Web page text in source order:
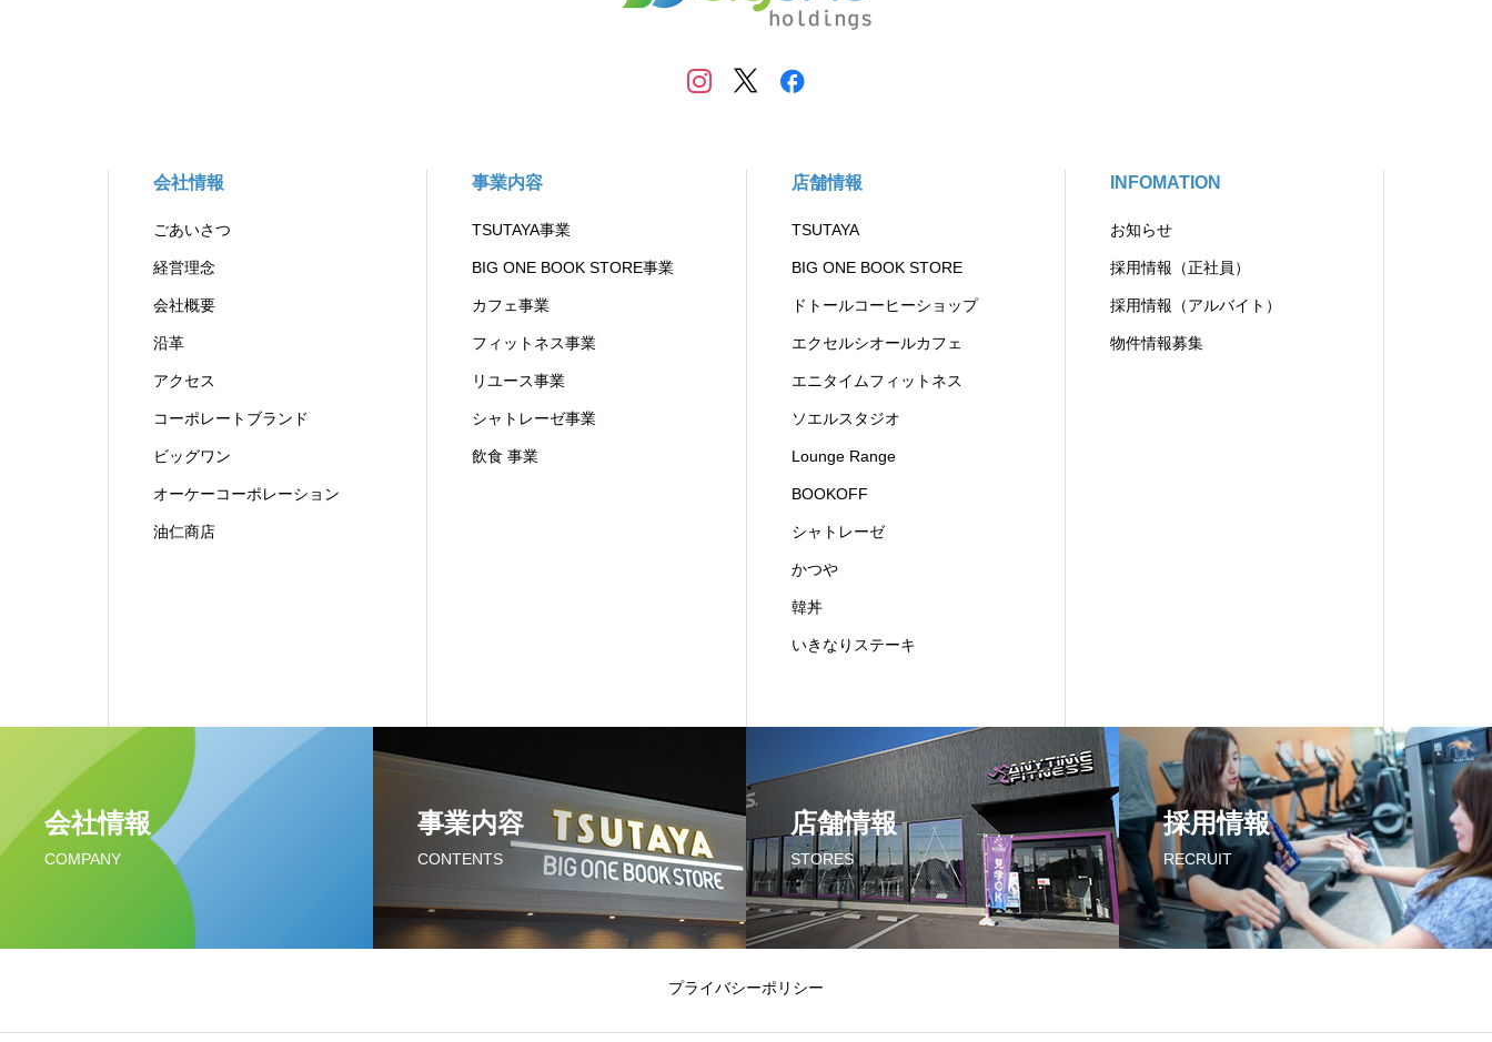
会社情報
ごあいさつ
経営理念
会社概要
沿革
アクセス
コーポレートブランド
ビッグワン
オーケーコーポレーション
油仁商店
事業内容
TSUTAYA事業
BIG ONE BOOK STORE事業
カフェ事業
フィットネス事業
リユース事業
シャトレーゼ事業
飲食 事業
店舗情報
TSUTAYA
BIG ONE BOOK STORE
ドトールコーヒーショップ
エクセルシオールカフェ
エニタイムフィットネス
ソエルスタジオ
Lounge Range
BOOKOFF
シャトレーゼ
かつや
韓丼
いきなりステーキ
INFOMATION
お知らせ
採用情報（正社員）
採用情報（アルバイト）
物件情報募集
会社情報
COMPANY
事業内容
CONTENTS
店舗情報
STORES
採用情報
RECRUIT
プライバシーポリシー